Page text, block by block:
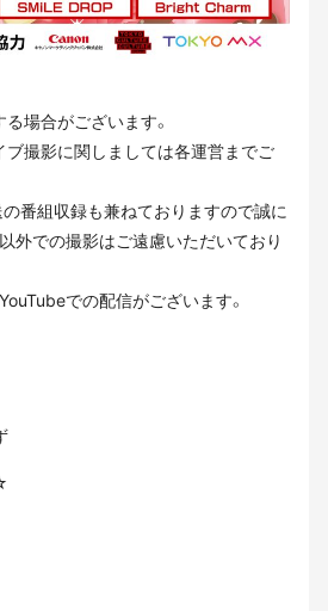
場合がございます。
ブ撮影に関しましては各運営までご
の番組収録も兼ねておりますので誠に
外での撮影はご遠慮いただいており
での配信がございます。